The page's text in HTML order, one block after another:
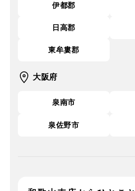
伊都郡
日高郡
東牟婁郡
大阪府
泉南市
泉佐野市